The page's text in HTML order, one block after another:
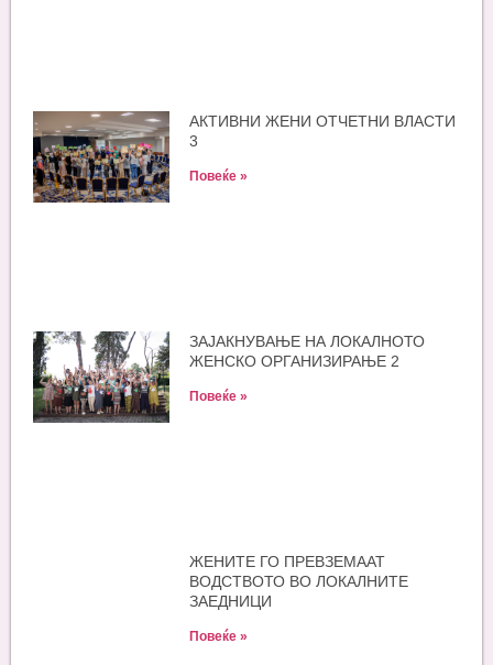
АКТИВНИ ЖЕНИ ОТЧЕТНИ ВЛАСТИ
3
Повеќе »
ЗАЈАКНУВАЊЕ НА ЛОКАЛНОТО
ЖЕНСКО ОРГАНИЗИРАЊЕ 2
Повеќе »
ЖЕНИТЕ ГО ПРЕВЗЕМААТ
ВОДСТВОТО ВО ЛОКАЛНИТЕ
ЗАЕДНИЦИ
Повеќе »